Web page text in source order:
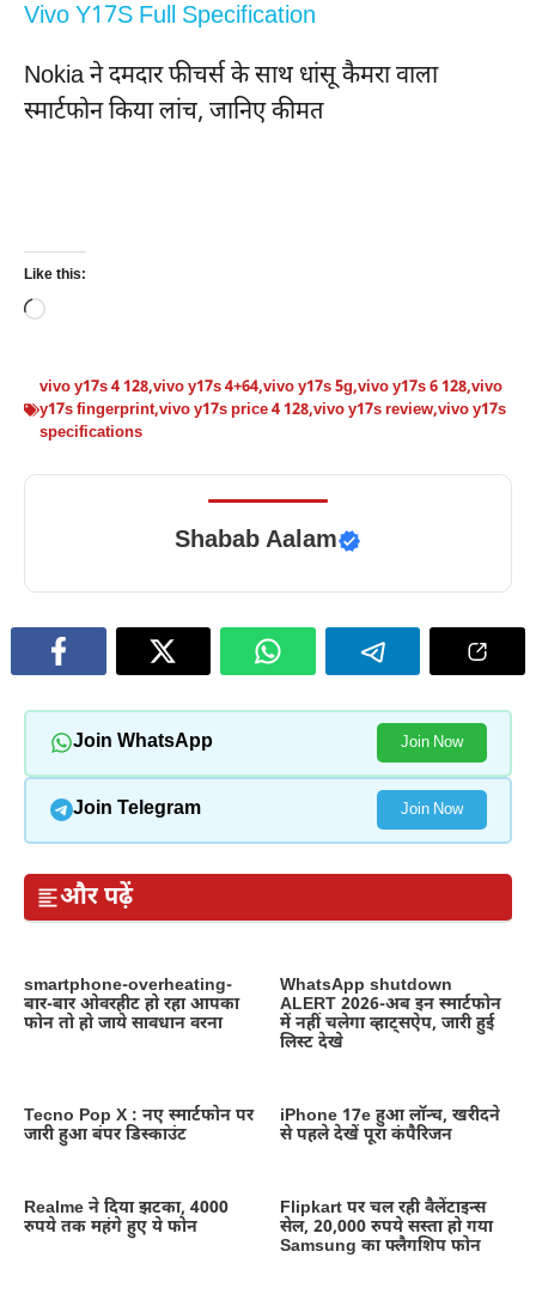
Vivo Y17S Full Specification
Nokia ने दमदार फीचर्स के साथ धांसू कैमरा वाला
स्मार्टफोन किया लांच, जानिए कीमत
Like this:
Loading…
vivo y17s 4 128,vivo y17s 4+64,vivo y17s 5g,vivo y17s 6 128,vivo
y17s fingerprint,vivo y17s price 4 128,vivo y17s review,vivo y17s
specifications
Shabab Aalam
Join WhatsApp Join Now
Join Telegram Join Now
और पढ़ें
smartphone-overheating-
बार-बार ओवरहीट हो रहा आपका
फोन तो हो जाये सावधान वरना
WhatsApp shutdown
ALERT 2026-अब इन स्मार्टफोन
में नहीं चलेगा व्हाट्सऐप, जारी हुई
लिस्ट देखे
Tecno Pop X : नए स्मार्टफोन पर
जारी हुआ बंपर डिस्काउंट
iPhone 17e हुआ लॉन्च, खरीदने
से पहले देखें पूरा कंपैरिजन
Realme ने दिया झटका, 4000
रुपये तक महंगे हुए ये फोन
Flipkart पर चल रही वैलेंटाइन्स
सेल, 20,000 रुपये सस्ता हो गया
Samsung का फ्लैगशिप फोन